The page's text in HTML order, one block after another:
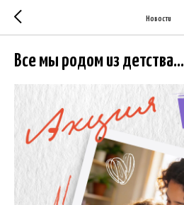
Новости
Все мы родом из детства...